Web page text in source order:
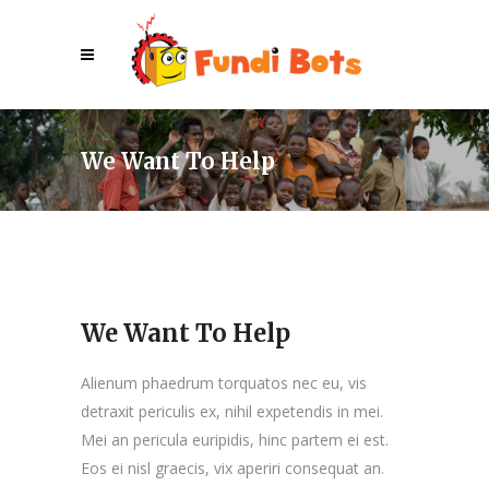
We Want To Help
We Want To Help
Alienum phaedrum torquatos nec eu, vis
detraxit periculis ex, nihil expetendis in mei.
Mei an pericula euripidis, hinc partem ei est.
Eos ei nisl graecis, vix aperiri consequat an.